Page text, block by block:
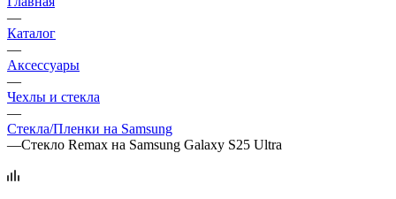
—
Каталог
—
Аксессуары
—
Чехлы и стекла
—
Стекла/Пленки на Samsung
—Стекло Remax на Samsung Galaxy S25 Ultra